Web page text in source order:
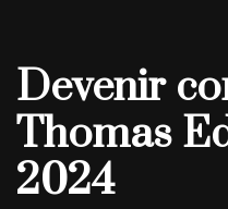
Devenir
Thomas
2024